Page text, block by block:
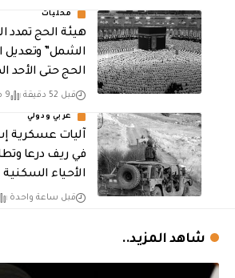
محليات
هيئة الحج تمدد
الشمل” وتعديل
الحج حتى الأحد
قبل 52 دقيقة 9 مشاهدات
عربي ودولي
آليات عسكرية
في ريف درعا
الأحياء السكنية
قبل ساعة واحدة
شاهد المزيد..